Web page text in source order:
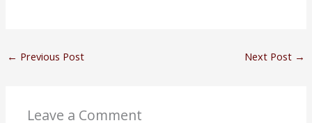
← Previous Post Next Post →
Leave a Comment